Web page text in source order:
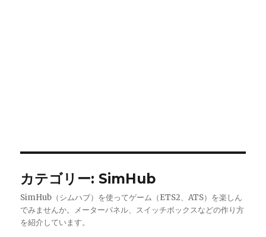
カテゴリー: SimHub
SimHub（シムハブ）を使ってゲーム（ETS2、ATS）を楽しん
でみませんか。メーターパネル、スイッチボックスなどの作り方
を紹介しています。